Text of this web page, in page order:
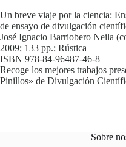
Un breve viaje por la ciencia:
de ensayo de divulgación
José Ignacio Barriobero Neila
2009; 133 pp.; Rústica
ISBN 978-84-96487-46-8
Recoge los mejores trabajos
Pinillos» de Divulgación
Sobre